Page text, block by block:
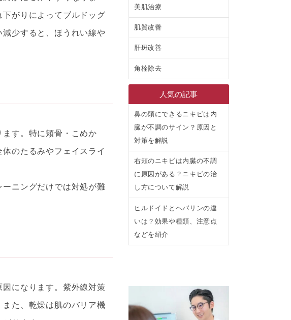
がりによってブルドッグ
少すると、ほうれい線や
す。特に頬骨・こめか
のたるみやフェイスライ
ニングだけでは対処が難
になります。紫外線対策
た、乾燥は肌のバリア機
美肌治療
肌質改善
肝斑改善
角栓除去
人気の記事
鼻の頭にできるニキビは内
臓が不調のサイン？原因と
対策を解説
右頬のニキビは内臓の不調
に原因がある？ニキビの治
し方について解説
ヒルドイドとヘパリンの違
いは？効果や種類、注意点
などを紹介